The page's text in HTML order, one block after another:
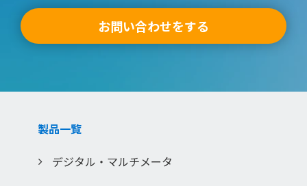
2) 取扱説明書中に記載する安全上のご注意は、法的規制など
の変化に応じて変更する場合があります。
3) ご質問等がありましたら、ご購入店、またはコールセンタ
などによる損害を含む）が生じ、たとえそのような損害の発
かじめ知らされた場合でも、当社は一切責任を負いませんこ
お問い合わせをする
製品一覧
デジタル・マルチメータ